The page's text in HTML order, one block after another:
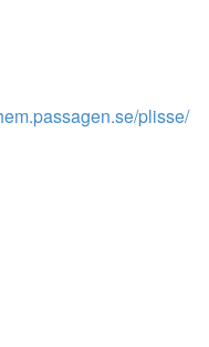
plisse/